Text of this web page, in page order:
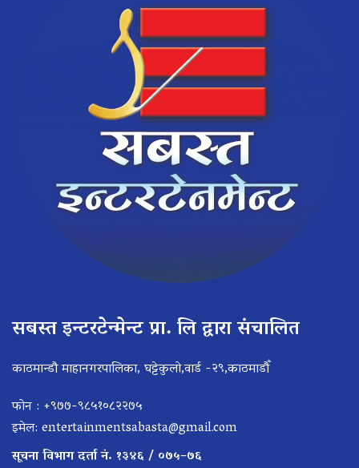
सबस्त इन्टरटेन्मेन्ट प्रा. लि द्वारा संचालित
काठमान्डौ माहानगरपालिका, घट्टेकुलो,वार्ड -२९,काठमाडौँ
फोन : +९७७-९८५१०८२२७५
इमेल: entertainmentsabasta@gmail.com
सूचना विभाग दर्ता नं. १३४६ / ०७५–७६